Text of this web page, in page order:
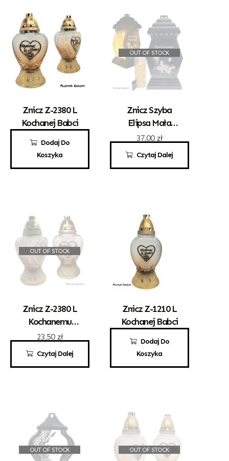
Dodaj Do
Koszyka
Znicz Z-2380 L
Kochanej Babci
23,50 zł
OUT OF STOCK
Czytaj Dalej
Znicz Szyba
Elipsa Mała
Kochanemu
37,00 zł
OUT OF STOCK
Czytaj Dalej
Znicz Z-2380 L
Kochanemu
Dziadkowi
23,50 zł
Dodaj Do
Koszyka
Znicz Z-1210 L
Kochanej Babci
14,50 zł
OUT OF STOCK OUT OF STOCK